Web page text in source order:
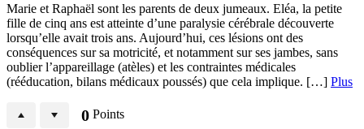
Marie et Raphaël sont les parents de deux jumeaux. Eléa, la petite
fille de cinq ans est atteinte d’une paralysie cérébrale découverte
lorsqu’elle avait trois ans. Aujourd’hui, ces lésions ont des
conséquences sur sa motricité, et notamment sur ses jambes, sans
oublier l’appareillage (atèles) et les contraintes médicales
(rééducation, bilans médicaux poussés) que cela implique. […] Plus
0 Points